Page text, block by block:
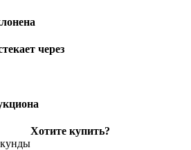
через
Хотите купить?